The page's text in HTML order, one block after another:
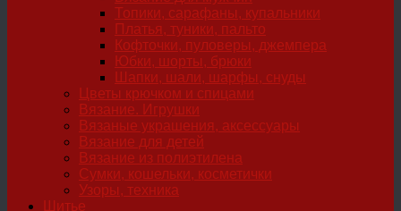
Топики, сарафаны, купальники
Платья, туники, пальто
Кофточки, пуловеры, джемпера
Юбки, шорты, брюки
Шапки, шали, шарфы, снуды
Цветы крючком и спицами
Вязание. Игрушки
Вязаные украшения, аксессуары
Вязание для детей
Вязание из полиэтилена
Сумки, кошельки, косметички
Узоры, техника
Шитье